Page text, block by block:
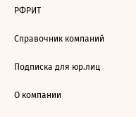
РФРИТ
Справочник компаний
Подписка для юр.лиц
О компании